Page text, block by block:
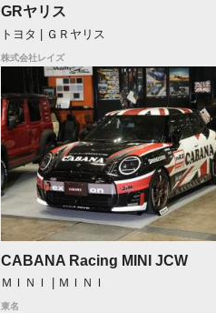
GRヤリス
トヨタ | ＧＲヤリス
株式会社レイズ
CABANA Racing MINI JCW
ＭＩＮＩ | ＭＩＮＩ
東名